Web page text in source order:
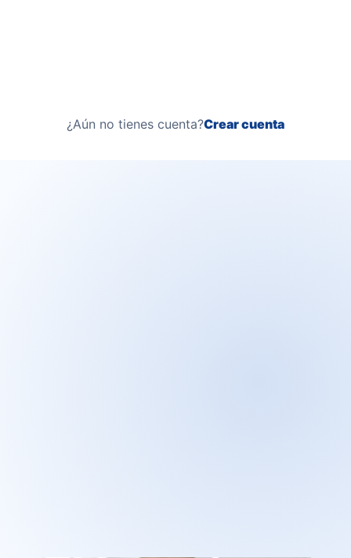
¿Aún no tienes cuenta?Crear cuenta